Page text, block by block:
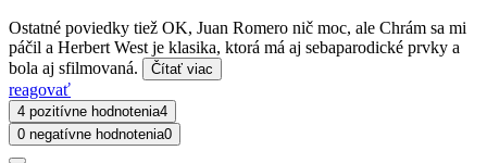
Ostatné poviedky tiež OK, Juan Romero nič moc, ale Chrám sa mi
páčil a Herbert West je klasika, ktorá má aj sebaparodické prvky a
bola aj sfilmovaná.
Čítať viac
reagovať
4 pozitívne hodnotenia4
0 negatívne hodnotenia0